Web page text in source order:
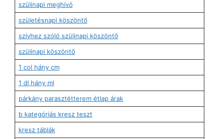
szülinapi meghívó
születésnapi köszöntő
szívhez szóló szülinapi köszöntő
szülinapi köszöntő
1 col hány cm
1 dl hány ml
párkány parasztétterem étlap árak
b kategóriás kresz teszt
kresz táblák